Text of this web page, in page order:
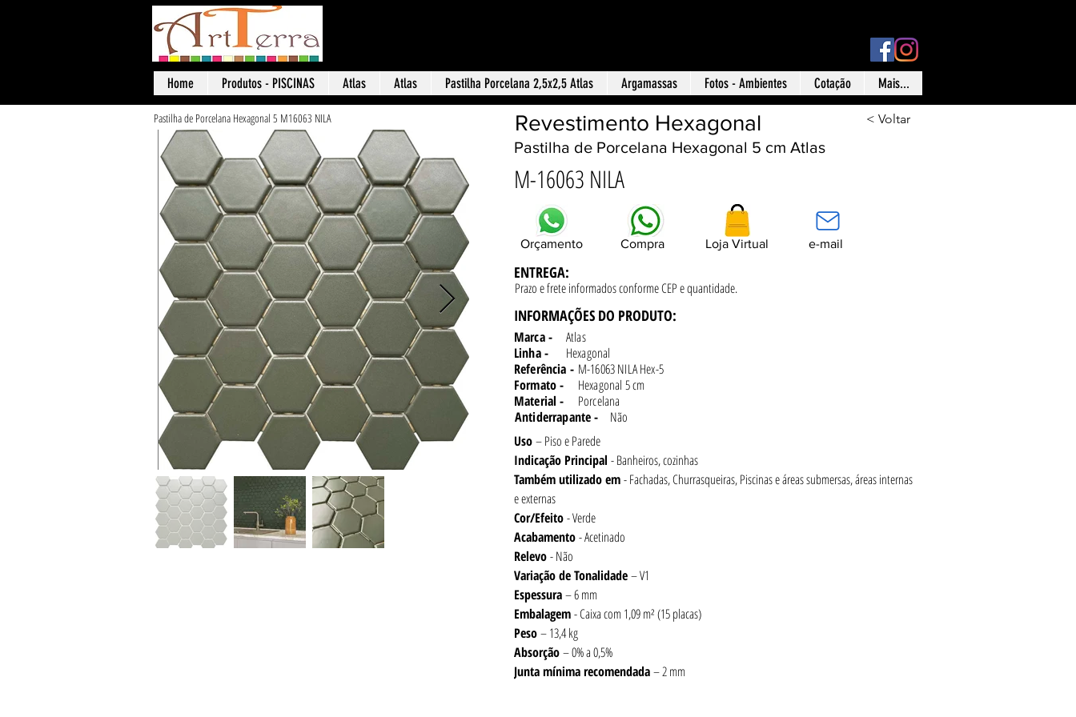
Home Produtos - PISCINAS Atlas Atlas Pastilha Porcelana 2,5x2,5 Atlas Argamassas Fotos - Ambientes Cotação Mais...
Pastilha de Porcelana Hexagonal 5 M16063 NILA Revestimento Hexagonal < Voltar
Pastilha de Porcelana Hexagonal 5 cm Atlas
M-16063 NILA
Orçamento Compra Loja Virtual e-mail
ENTREGA:
Prazo e frete informados conformeCEP e quantidade.
INFORMAÇÕES DO PRODUTO:
Marca -
Atlas
Linha -
Hexagonal
Referência - M-16063 NILA Hex-5
Formato -
Hexagonal 5 cm
Material -
Porcelana
Antiderrapante -
Não
Uso – Piso e Parede
Indicação Principal - Banheiros, cozinhas
Também utilizado em - Fachadas, Churrasqueiras, Piscinas e áreas submersas, áreas internas
e externas
Cor/Efeito - Verde
Acabamento - Acetinado
Relevo - Não
Variação de Tonalidade – V1
Espessura – 6 mm
Embalagem - Caixa com 1,09 m² (15 placas)
Peso – 13,4 kg
Absorção – 0% a 0,5%
Juntamínima recomendada – 2 mm